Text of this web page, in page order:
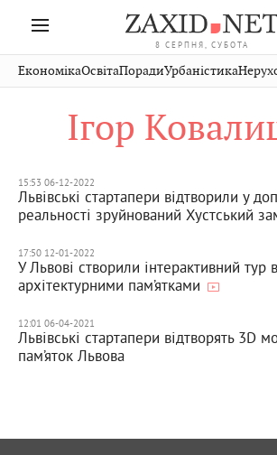
8 СЕРПНЯ, СУБОТА
Івано-
Франківськ
Волинь
Рівне
Чернівці
Стрий
Хмельницький
Кіно Дім
ЕкономікаОсвітаПорадиУрбаністика
Ігор
15:53 06-12-2022
Львівські стартапери відтворили у
реальності зруйнований Хустський
17:50 12-01-2022
У Львові створили інтерактивний тур
архітектурними пам’ятками
12:01 06-04-2021
Львівські стартапери відтворять 3D
пам’яток Львова